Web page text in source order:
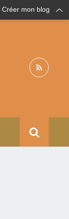
Créer mon blog